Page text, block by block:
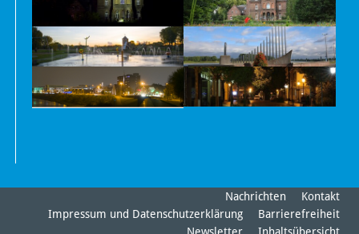
Nachrichten
Kontakt
Impressum und Datenschutzerklärung
Barrierefreiheit